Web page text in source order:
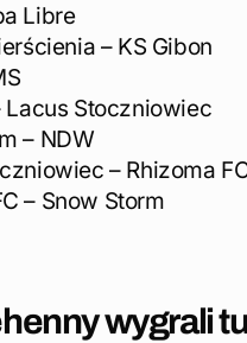
Libre
– KS Gibon
Lacus Stoczniowiec
– NDW
– Rhizoma
– Snow Storm
wygrali